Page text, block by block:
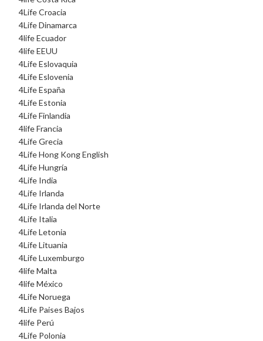
4Life Croacia
4Life Dinamarca
4life Ecuador
4life EEUU
4Life Eslovaquia
4Life Eslovenia
4Life España
4Life Estonia
4Life Finlandia
4life Francia
4Life Grecia
4Life Hong Kong English
4Life Hungría
4Life India
4Life Irlanda
4Life Irlanda del Norte
4Life Italia
4Life Letonia
4Life Lituania
4Life Luxemburgo
4life Malta
4life México
4Life Noruega
4Life Paises Bajos
4life Perú
4Life Polonia